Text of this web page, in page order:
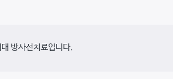
방사선치료입니다.